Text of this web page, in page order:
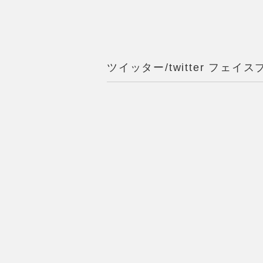
ツイッター/twitter フェイス